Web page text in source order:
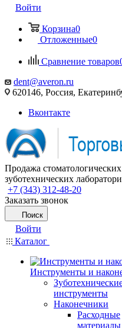
Войти
Корзина0
Отложенные0
Сравнение товаров
dent@averon.ru
620146, Россия,
Вконтакте
Продажа
зуботехнических
+7 (343) 312-48-20
Заказать звонок
Поиск
Войти
Каталог
Инструменты и
инструменты
Наконечники
Расходные
материалы